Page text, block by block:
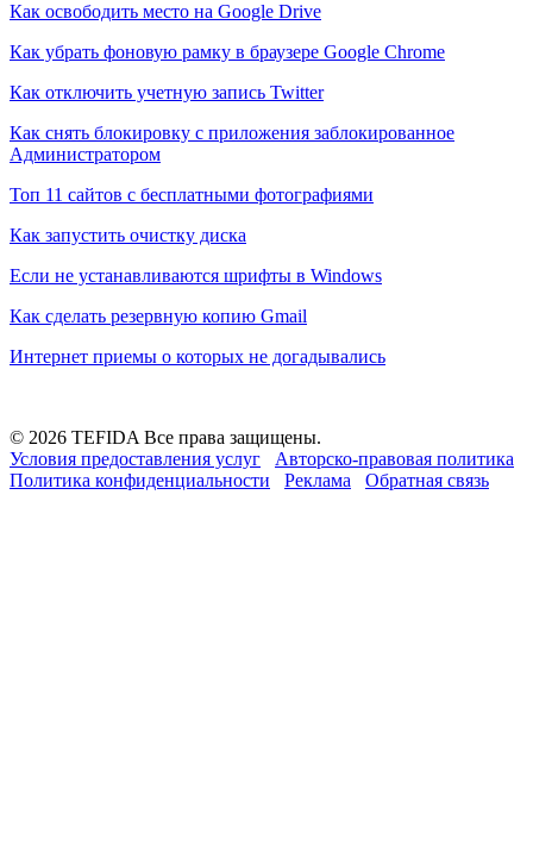
Как освободить место на Google Drive
Как убрать фоновую рамку в браузере Google Chrome
Как отключить учетную запись Twitter
Как снять блокировку с приложения заблокированное
Администратором
Топ 11 сайтов с бесплатными фотографиями
Как запустить очистку диска
Если не устанавливаются шрифты в Windows
Как сделать резервную копию Gmail
Интернет приемы о которых не догадывались
© 2026 TEFIDA Все права защищены.
Условия предоставления услуг
Авторско-правовая политика
Политика конфиденциальности
Реклама Обратная связь